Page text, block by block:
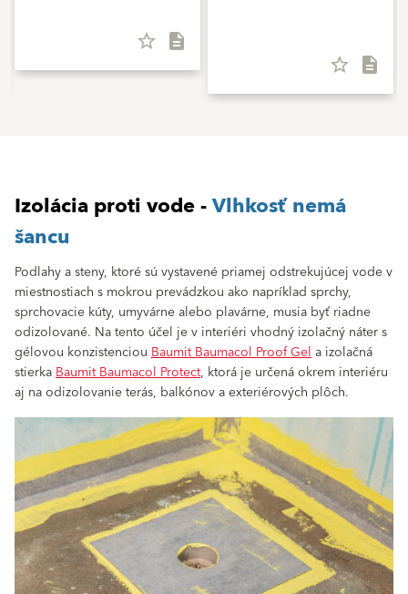
star_border description
star_border description
Izolácia proti vode -Vlhkosť nemá
šancu
Podlahy a steny, ktoré sú vystavené priamej odstrekujúcej vode v
miestnostiach s mokrou prevádzkou ako napríklad sprchy,
sprchovacie kúty, umyvárne alebo plavárne, musia byť riadne
odizolované. Na tento účel je v interiéri vhodný izolačný náter s
gélovou konzistenciou Baumit Baumacol Proof Gela izolačná
stierkaBaumit Baumacol Protect, ktorá je určená okrem interiéru
aj na odizolovanie terás, balkónov a exteriérových plôch.